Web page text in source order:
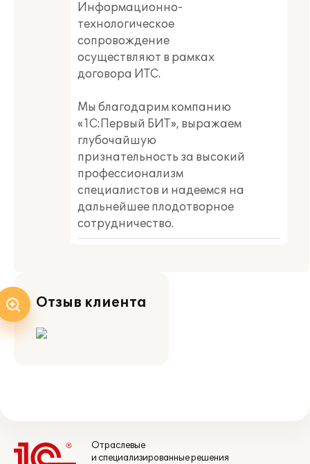
Информационно-
технологическое
сопровождение
осуществляют в рамках
договора ИТС.
Мы благодарим компанию
«1С:Первый БИТ», выражаем
глубочайшую
признательность за высокий
профессионализм
специалистов и надеемся на
дальнейшее плодотворное
сотрудничество.
Отзыв клиента
Отраслевые
и специализированные решения